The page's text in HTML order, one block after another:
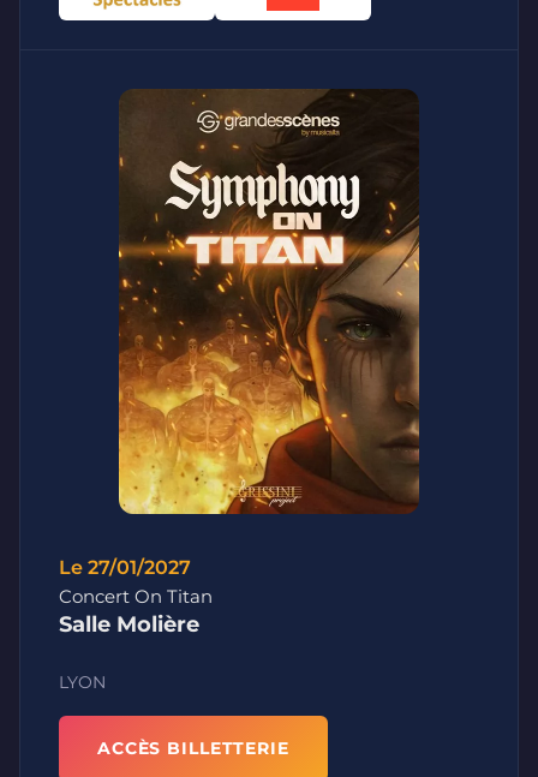
Le 27/01/2027
Concert On Titan
Salle Molière
LYON
ACCÈS BILLETTERIE